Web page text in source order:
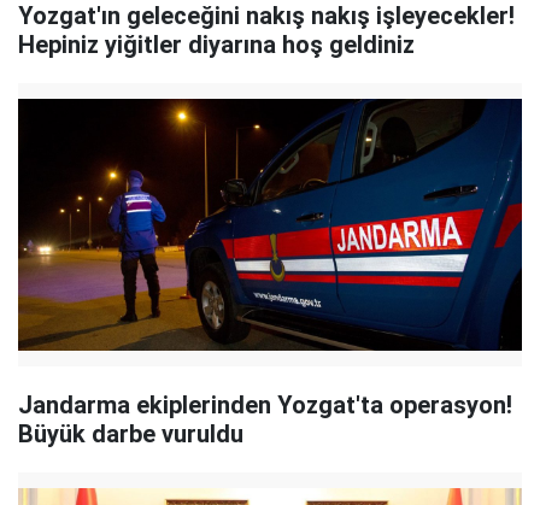
Yozgat'ın geleceğini nakış nakış işleyecekler!
Hepiniz yiğitler diyarına hoş geldiniz
Jandarma ekiplerinden Yozgat'ta operasyon!
Büyük darbe vuruldu